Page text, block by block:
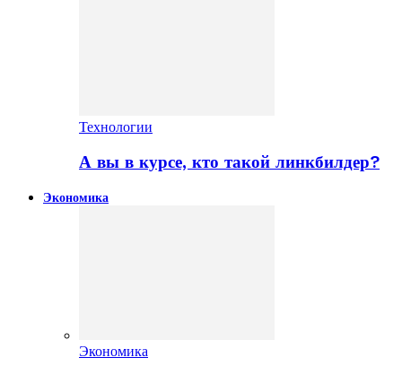
Технологии
А вы в курсе, кто такой линкбилдер?
Экономика
Экономика